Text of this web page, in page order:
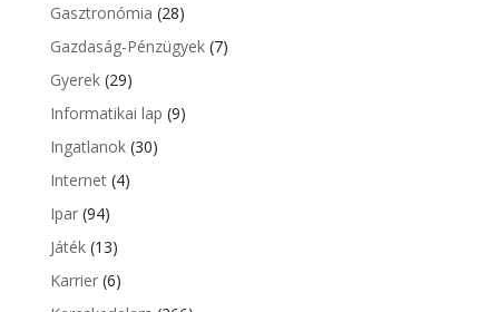
Gasztronómia (28)
Gazdaság-Pénzügyek(7)
Gyerek(29)
Informatikai lap (9)
Ingatlanok(30)
Internet(4)
Ipar(94)
Játék(13)
Karrier(6)